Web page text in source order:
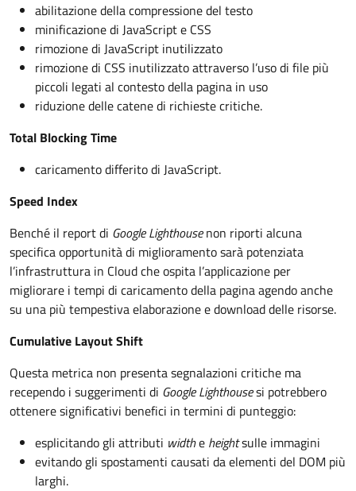
abilitazione della compressione del testo
minificazione di JavaScript e CSS
rimozione di JavaScript inutilizzato
rimozione di CSS inutilizzato attraverso l’uso di file più
piccoli legati al contesto della pagina in uso
riduzione delle catene di richieste critiche.
Total Blocking Time
caricamento differito di JavaScript.
Speed Index
Benché il report di Google Lighthousenon riporti alcuna
specifica opportunità di miglioramento sarà potenziata
l’infrastruttura in Cloud che ospita l’applicazione per
migliorare i tempi di caricamento della pagina agendo anche
su una più tempestiva elaborazione e download delle risorse.
Cumulative Layout Shift
Questa metrica non presenta segnalazioni critiche ma
recependo i suggerimenti di Google Lighthousesi potrebbero
ottenere significativi benefici in termini di punteggio:
esplicitando gli attributi widthe heightsulle immagini
evitando gli spostamenti causati da elementi del DOM più
larghi.